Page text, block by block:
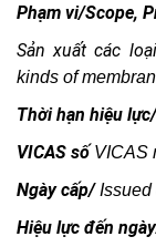
Phạm vi/Scope,
Sản xuất các
kinds of
Thời hạn hiệu
VICAS sốVICAS
Ngày cấp/Issued
Hiệu lực đến ngày